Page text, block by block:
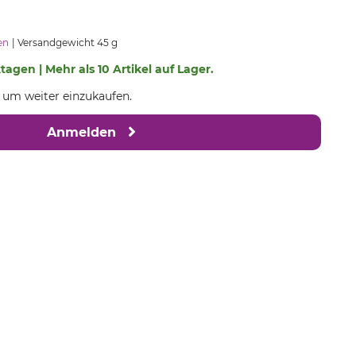
Versandgewicht 45 g
| Mehr als 10 Artikel auf Lager.
weiter einzukaufen.
Anmelden